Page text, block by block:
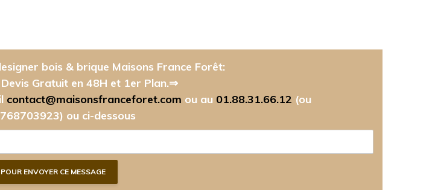
bois & brique Maisons France Forêt:
Gratuit en 48H et 1er Plan.⇒
contact@maisonsfranceforet.com ou au 01.88.31.66.12 (ou
ou ci-dessous